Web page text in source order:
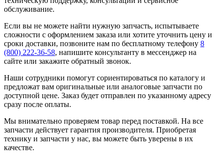
обслуживание.
Если вы не можете найти нужную запчасть, испытываете
сложности с оформлением заказа или хотите уточнить цену и
сроки доставки, позвоните нам по бесплатному телефону 8
(800) 222-36-58, напишите консультанту в мессенджер на
сайте или закажите обратный звонок.
Наши сотрудники помогут сориентироваться по каталогу и
предложат вам оригинальные или аналоговые запчасти по
доступной цене. Заказ будет отправлен по указанному адресу
сразу после оплаты.
Мы внимательно проверяем товар перед поставкой. На все
запчасти действует гарантия производителя. Приобретая
технику и запчасти у нас, вы можете быть уверены в их
качестве.